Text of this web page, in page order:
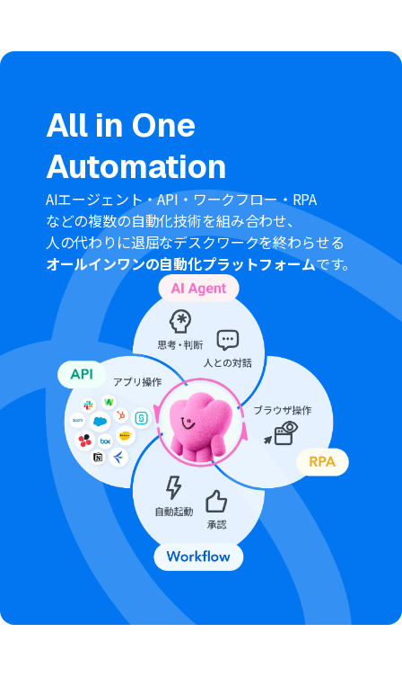
kintoneからレコードを取得する際、特定の条件に合致す
フォルダも任意で指定できます。
kintone、DropBoxのそれぞれとYoomを連携してくださ
い。
All in One
Automation
AIエージェント・API・ワークフロー・RPA
などの複数の自動化技術を組み合わせ、
人の代わりに退屈なデスクワークを終わらせる
オールインワンの自動化プラットフォームです。